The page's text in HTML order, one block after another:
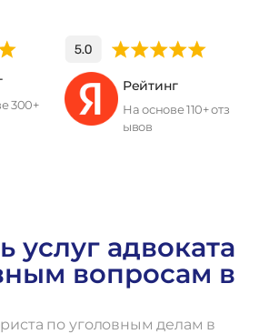
300+
Рейтинг
На основе 110+ отз
ывов
услуг адвоката
вопросам в
по уголовным делам в